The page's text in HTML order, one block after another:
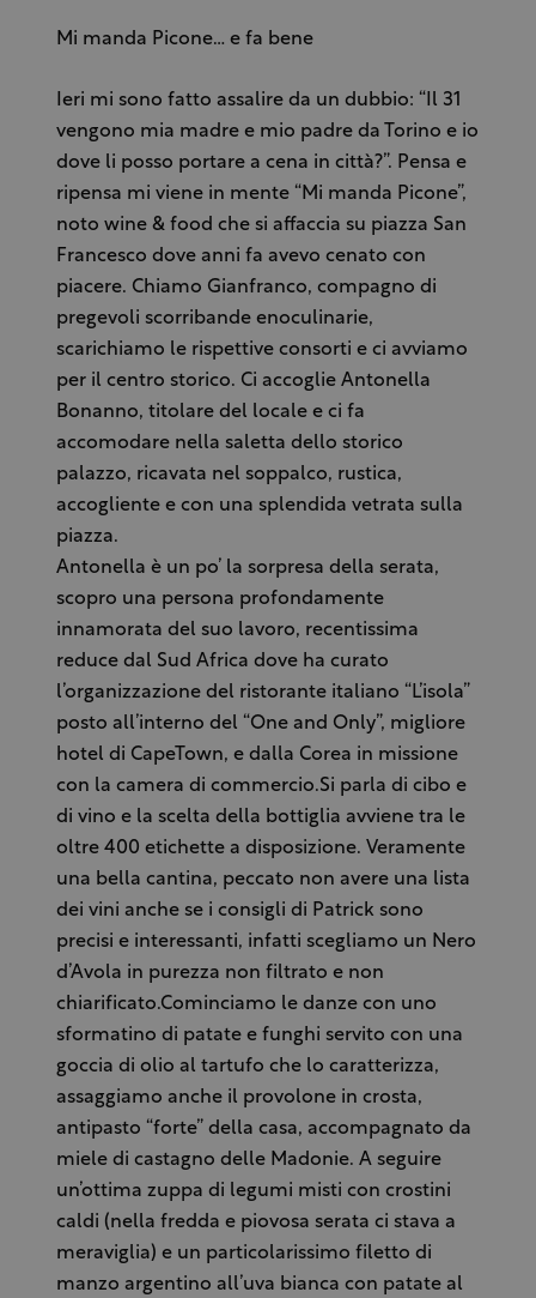
Mi manda Picone… e fa bene
Ieri mi sono fatto assalire da un dubbio: “Il 31
vengono mia madre e mio padre da Torino e io
dove li posso portare a cena in città?”. Pensa e
ripensa mi viene in mente “Mi manda Picone”,
noto wine & food che si affaccia su piazza San
Francesco dove anni fa avevo cenato con
piacere. Chiamo Gianfranco, compagno di
pregevoli scorribande enoculinarie,
scarichiamo le rispettive consorti e ci avviamo
per il centro storico. Ci accoglie Antonella
Bonanno, titolare del locale e ci fa
accomodare nella saletta dello storico
palazzo, ricavata nel soppalco, rustica,
accogliente e con una splendida vetrata sulla
piazza.
Antonella è un po’ la sorpresa della serata,
scopro una persona profondamente
innamorata del suo lavoro, recentissima
reduce dal Sud Africa dove ha curato
l’organizzazione del ristorante italiano “L’isola”
posto all’interno del “One and Only”, migliore
hotel di CapeTown, e dalla Corea in missione
con la camera di commercio.Si parla di cibo e
di vino e la scelta della bottiglia avviene tra le
oltre 400 etichette a disposizione. Veramente
una bella cantina, peccato non avere una lista
dei vini anche se i consigli di Patrick sono
precisi e interessanti, infatti scegliamo un Nero
d’Avola in purezza non filtrato e non
chiarificato.Cominciamo le danze con uno
sformatino di patate e funghi servito con una
goccia di olio al tartufo che lo caratterizza,
assaggiamo anche il provolone in crosta,
antipasto “forte” della casa, accompagnato da
miele di castagno delle Madonie. A seguire
un’ottima zuppa di legumi misti con crostini
caldi (nella fredda e piovosa serata ci stava a
meraviglia) e un particolarissimo filetto di
manzo argentino all’uva bianca con patate al